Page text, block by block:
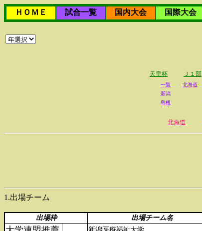
ＨＯＭＥ 試合一覧 国内大会 国際大会
天皇杯 Ｊ１部
一覧 北海道
新潟
島根
北海道
1.出場チーム
出場枠 出場チーム名